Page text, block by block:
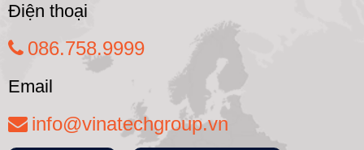
Điện thoại
086.758.9999
Email
info@vinatechgroup.vn